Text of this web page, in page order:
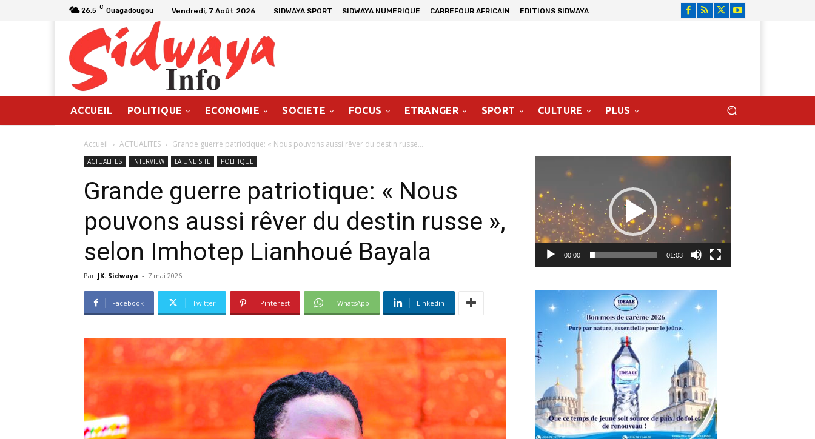
26.5 C Ouagadougou Vendredi, 7 Août 2026 SIDWAYA SPORT SIDWAYA NUMERIQUE CARREFOUR AFRICAIN EDITIONS SIDWAYA
ACCUEIL POLITIQUE ECONOMIE SOCIETE FOCUS ETRANGER SPORT CULTURE PLUS
Accueil ACTUALITES Grande guerre patriotique: « Nous pouvons aussi rêver du destin russe...
ACTUALITES INTERVIEW LA UNE SITE POLITIQUE
Grande guerre patriotique: « Nous
pouvons aussi rêver du destin russe »,
selon Imhotep Lianhoué Bayala
Par JK. Sidwaya - 7 mai 2026
Facebook Twitter Pinterest WhatsApp Linkedin
00:00 01:03